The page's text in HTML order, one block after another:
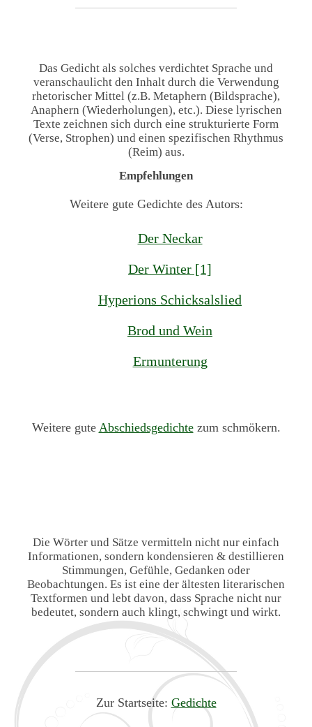
Das Gedicht als solches verdichtet Sprache und
veranschaulicht den Inhalt durch die Verwendung
rhetorischer Mittel (z.B. Metaphern (Bildsprache),
Anaphern (Wiederholungen), etc.). Diese lyrischen
Texte zeichnen sich durch eine strukturierte Form
(Verse, Strophen) und einen spezifischen Rhythmus
(Reim) aus.
Empfehlungen
Weitere gute Gedichte des Autors:
Der Neckar
Der Winter [1]
Hyperions Schicksalslied
Brod und Wein
Ermunterung
Weitere gute Abschiedsgedichtezum schmökern.
Die Wörter und Sätze vermitteln nicht nur einfach
Informationen, sondern kondensieren & destillieren
Stimmungen, Gefühle, Gedanken oder
Beobachtungen. Es ist eine der ältesten literarischen
Textformen und lebt davon, dass Sprache nicht nur
bedeutet, sondern auch klingt, schwingt und wirkt.
Zur Startseite: Gedichte